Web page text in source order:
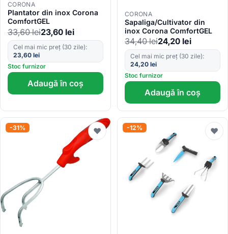
CORONA
Plantator din inox Corona
ComfortGEL
33,60lei23,60 lei
Cel mai mic preț (30 zile):
23,60 lei
Stoc furnizor
Adaugă în coș
CORONA
Sapaliga/Cultivator din
inox Corona ComfortGEL
34,40lei24,20 lei
Cel mai mic preț (30 zile):
24,20 lei
Stoc furnizor
Adaugă în coș
-31% ♥ -12% ♥